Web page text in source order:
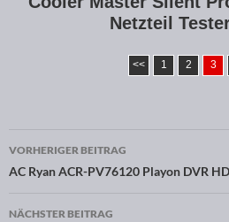
Netzteil
<< 1 2 3
Beitragsnavigation
VORHERIGER BEITRAG
AC Ryan ACR-PV76120 Playon DVR
NÄCHSTER BEITRAG